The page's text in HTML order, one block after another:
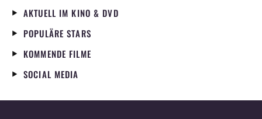
AKTUELL IM KINO & DVD
POPULÄRE STARS
KOMMENDE FILME
SOCIAL MEDIA